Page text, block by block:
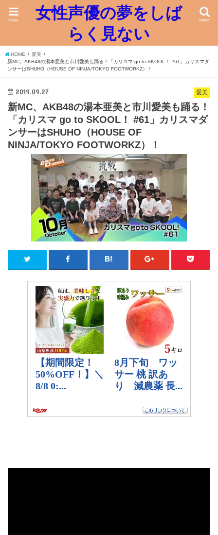
女性声優の夢をしば
らく見ない
search
menu
HOME
愛美
新MC、AKB48の湯本亜美と市川愛美も踊る！「カリスマ go to SKOOL！ #61」カリスマダ
ンサーはSHUHO（HOUSE OF NINJA/TOKYO FOOTWORKZ）！
愛美
2019.09.27
新MC、AKB48の湯本亜美と市川愛美も踊る！
「カリスマ go to SKOOL！ #61」カリスマダ
ンサーはSHUHO（HOUSE OF
NINJA/TOKYO FOOTWORKZ）！